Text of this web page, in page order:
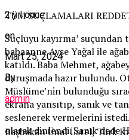
TÜM SUÇLAMALARI
Suçluyu kayırma’
babaanne Ayşe Yağal ile
katıldı. Baba Mehmet,
duruşmada hazır bulundu.
Müslüme’nin bulunduğu
ekrana yansıtıp, sanık ve
seslenerek vermelerini
olarak dinlendi. Sanık dede
2 yıl önce
on
Mart 25, 2024
By
admin
Başbakan Ünal Üstel, Türk